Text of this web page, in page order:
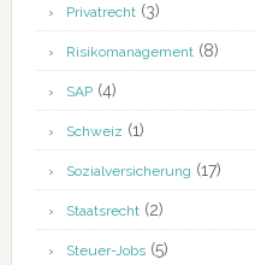
Privatrecht(3)
Risikomanagement(8)
SAP(4)
Schweiz (1)
Sozialversicherung (17)
Staatsrecht(2)
Steuer-Jobs(5)